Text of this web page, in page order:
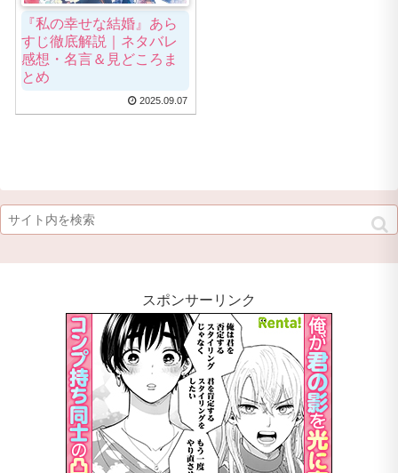
『私の幸せな結婚』あら
すじ徹底解説｜ネタバレ
感想・名言＆見どころま
とめ
2025.09.07
スポンサーリンク